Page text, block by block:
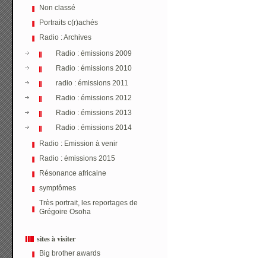
Non classé
Portraits c(r)achés
Radio : Archives
Radio : émissions 2009
Radio : émissions 2010
radio : émissions 2011
Radio : émissions 2012
Radio : émissions 2013
Radio : émissions 2014
Radio : Emission à venir
Radio : émissions 2015
Résonance africaine
symptômes
Très portrait, les reportages de
Grégoire Osoha
sites à visiter
Big brother awards